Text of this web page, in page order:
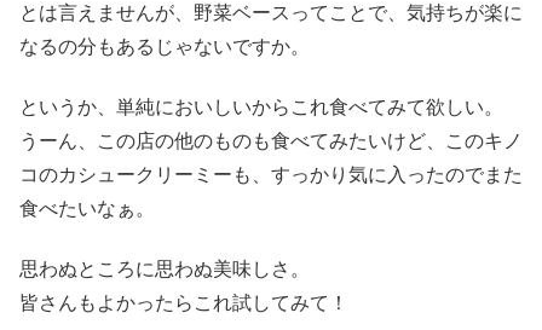
とは言えませんが、野菜ベースってことで、気持ちが楽に
なるの分もあるじゃないですか。
というか、単純においしいからこれ食べてみて欲しい。
うーん、この店の他のものも食べてみたいけど、このキノ
コのカシュークリーミーも、すっかり気に入ったのでまた
食べたいなぁ。
思わぬところに思わぬ美味しさ。
皆さんもよかったらこれ試してみて！